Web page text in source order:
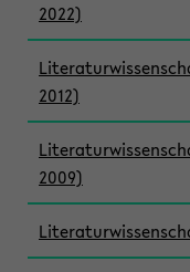
2022)
2012)
2009)